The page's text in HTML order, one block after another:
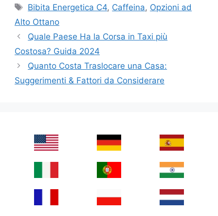
Tags
Bibita Energetica C4, Caffeina, Opzioni ad
Alto Ottano
Quale Paese Ha la Corsa in Taxi più
Costosa? Guida 2024
Quanto Costa Traslocare una Casa:
Suggerimenti & Fattori da Considerare